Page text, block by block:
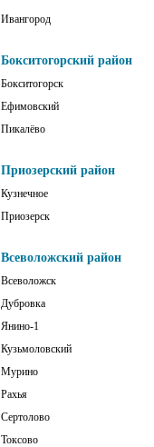
Ивангород
Бокситогорский район
Бокситогорск
Ефимовский
Пикалёво
Приозерский район
Кузнечное
Приозерск
Всеволожский район
Всеволожск
Дубровка
Янино-1
Кузьмоловский
Мурино
Рахья
Сертолово
Токсово